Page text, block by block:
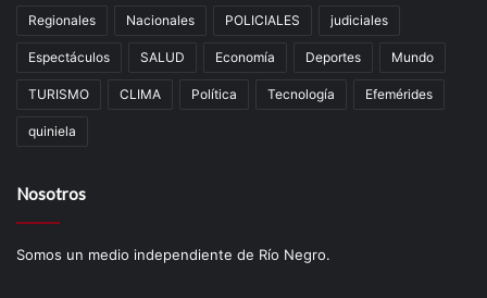
Regionales Nacionales POLICIALES judiciales
Espectáculos SALUD Economía Deportes Mundo
TURISMO CLIMA Política Tecnología Efemérides
quiniela
Nosotros
Somos un medio independiente de Río Negro.